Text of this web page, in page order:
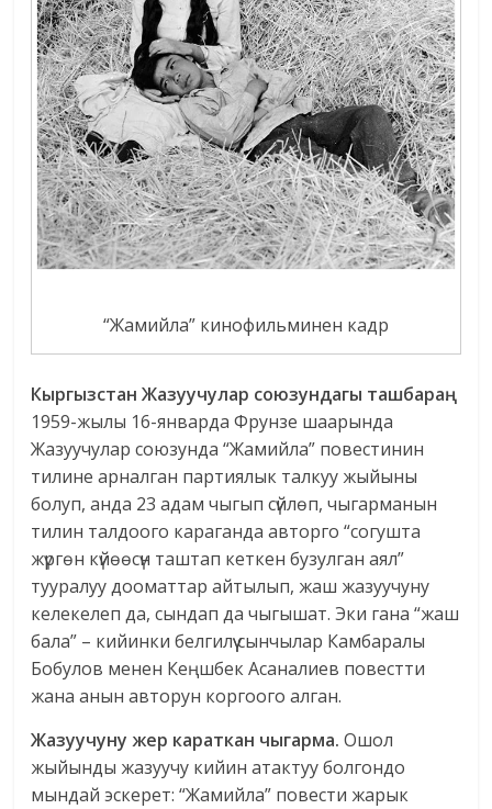
“Жамийла” кинофильминен кадр
Кыргызстан Жазуучулар союзундагы ташбараң.
1959-жылы 16-январда Фрунзе шаарында
Жазуучулар союзунда “Жамийла” повестинин
тилине арналган партиялык талкуу жыйыны
болуп, анда 23 адам чыгып сүйлөп, чыгарманын
тилин талдоого караганда авторго “согушта
жүргөн күйөөсүн таштап кеткен бузулган аял”
тууралуу дооматтар айтылып, жаш жазуучуну
келекелеп да, сындап да чыгышат. Эки гана “жаш
бала” – кийинки белгилүү сынчылар Камбаралы
Бобулов менен Кеңшбек Асаналиев повестти
жана анын авторун коргоого алган.
Жазуучуну жер караткан чыгарма. Ошол
жыйынды жазуучу кийин атактуу болгондо
мындай эскерет: “Жамийла” повести жарык